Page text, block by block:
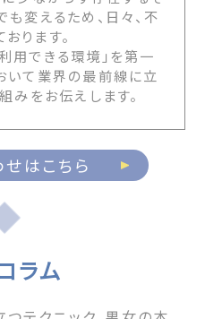
変えるため、日々、不
ります。
用できる環境」を第一
いて業界の最前線に立
みをお伝えします。
はこちら
ラム